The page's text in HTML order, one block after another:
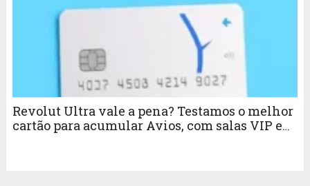
Revolut Ultra vale a pena? Testamos o melhor
cartão para acumular Avios, com salas VIP e